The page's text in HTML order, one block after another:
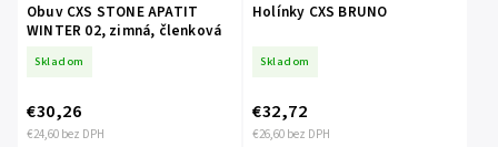
Obuv CXS STONE APATIT
WINTER 02, zimná, členková
Skladom
€24,60 bez DPH
€30,26
Holínky CXS BRUNO
Skladom
€26,60 bez DPH
€32,72